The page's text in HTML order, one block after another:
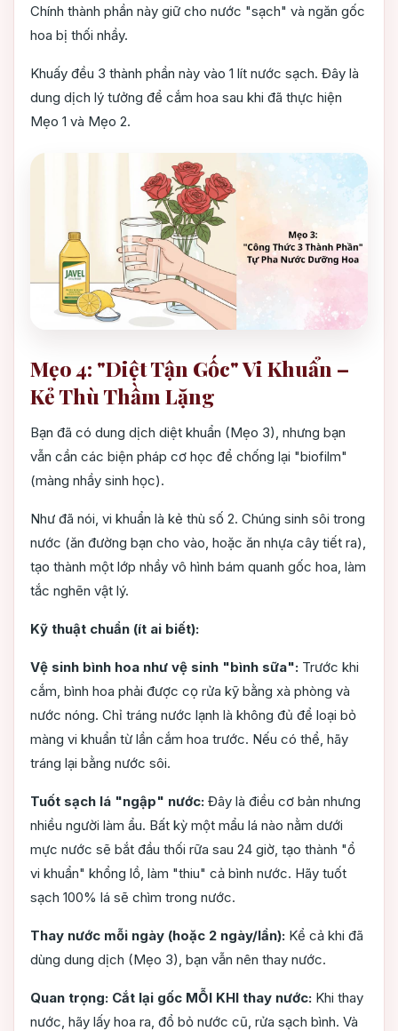
Chính thành phần này giữ cho nước "sạch" và ngăn gốc
hoa bị thối nhầy.
Khuấy đều 3 thành phần này vào 1 lít nước sạch. Đây là
dung dịch lý tưởng để cắm hoa sau khi đã thực hiện
Mẹo 1 và Mẹo 2.
Mẹo 4: "Diệt Tận Gốc" Vi Khuẩn –
Kẻ Thù Thầm Lặng
Bạn đã có dung dịch diệt khuẩn (Mẹo 3), nhưng bạn
vẫn cần các biện pháp cơ học để chống lại "biofilm"
(màng nhầy sinh học).
Như đã nói, vi khuẩn là kẻ thù số 2. Chúng sinh sôi trong
nước (ăn đường bạn cho vào, hoặc ăn nhựa cây tiết ra),
tạo thành một lớp nhầy vô hình bám quanh gốc hoa, làm
tắc nghẽn vật lý.
Kỹ thuật chuẩn (ít ai biết):
Vệ sinh bình hoa như vệ sinh "bình sữa": Trước khi
cắm, bình hoa phải được cọ rửa kỹ bằng xà phòng và
nước nóng. Chỉ tráng nước lạnh là không đủ để loại bỏ
màng vi khuẩn từ lần cắm hoa trước. Nếu có thể, hãy
tráng lại bằng nước sôi.
Tuốt sạch lá "ngập" nước: Đây là điều cơ bản nhưng
nhiều người làm ẩu. Bất kỳ một mẩu lá nào nằm dưới
mực nước sẽ bắt đầu thối rữa sau 24 giờ, tạo thành "ổ
vi khuẩn" khổng lồ, làm "thiu" cả bình nước. Hãy tuốt
sạch 100% lá sẽ chìm trong nước.
Thay nước mỗi ngày (hoặc 2 ngày/lần): Kể cả khi đã
dùng dung dịch (Mẹo 3), bạn vẫn nên thay nước.
Quan trọng: Cắt lại gốc MỖI KHI thay nước: Khi thay
nước, hãy lấy hoa ra, đổ bỏ nước cũ, rửa sạch bình. Và